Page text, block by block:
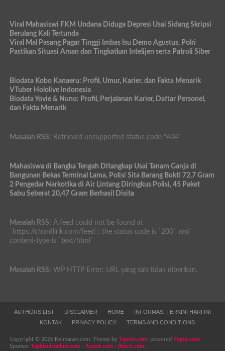
Viral Mahasiswi FKM Undana Diduga Depresi Usai Sidang Skripsi
Berulang Kali Tertunda
Viral Mal Pasang Pagar Tinggi Imbas Isu Demo Agustus, Polri
Pastikan Situasi Aman dan Tingkatkan Intelijen serta Patroli Siber
Biodata Kobo Kanaeru: Profil, Umur, Karier, dan Fakta Menarik
VTuber Hololive Indonesia
Biodata Yovie & Nuno: Profil, Perjalanan Karier, Daftar Personel,
dan Fakta Menarik
Masalah RSS: Retrieved unsupported status code "404"
Mahasiswa di Bangka Tengah Ditangkap Usai Tanam Ganja di
Bangunan Bekas Terminal Lama, Polisi Sita Barang Bukti 72,7 Gram
2 Pengedar Narkotika di Air Lintang Diringkus Polisi, 45 Paket
Sabu Seberat 20,47 Gram Berhasil Disita
Masalah RSS: A feed could not be found at
`https://chordlirik.com/feed`; the status code is `200` and
content-type is `text/html`
Masalah RSS: WP HTTP Error: URL yang sah tidak diberikan.
AUTHORS LIST DISCLAIMER HOME
INFORMASI TERKINI HARI INI
KONTAK
PRIVACY POLICY TERMS AND CONDITIONS
Copyright © 2026 Keimanan.com. Theme by Topoin.com, powered Pugur.com,
Sponsor
Topbisnisonline.com- Aopok.com- Iklans.com.